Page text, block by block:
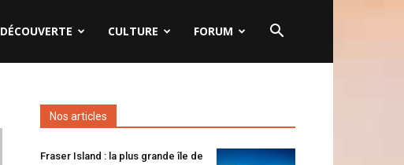
DÉCOUVERTE CULTURE FORUM
Nos articles
Fraser Island : la plus grande île de